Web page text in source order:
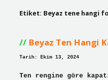
Etiket: Beyaz tene hangi
Beyaz Ten Hangi
Tarih: Ekim 13, 2024
Ten rengine göre